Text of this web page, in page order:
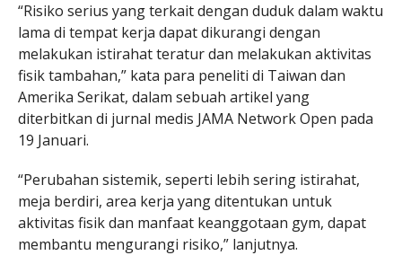
“Risiko serius yang terkait dengan duduk dalam waktu
lama di tempat kerja dapat dikurangi dengan
melakukan istirahat teratur dan melakukan aktivitas
fisik tambahan,” kata para peneliti di Taiwan dan
Amerika Serikat, dalam sebuah artikel yang
diterbitkan di jurnal medis JAMA Network Open pada
19 Januari.
“Perubahan sistemik, seperti lebih sering istirahat,
meja berdiri, area kerja yang ditentukan untuk
aktivitas fisik dan manfaat keanggotaan gym, dapat
membantu mengurangi risiko,” lanjutnya.